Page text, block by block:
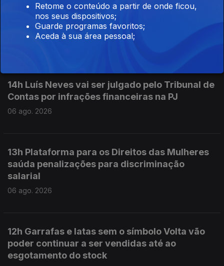
15h Ceuta ainda não voltou à normalidade diz
responsável da região
14h Luís Neves vai ser julgado pelo Tribunal de
Contas por infrações financeiras na PJ
06 ago. 2026
13h Plataforma para os Direitos das Mulheres
saúda penalizações para discriminação
salarial
06 ago. 2026
12h Garrafas e latas sem o símbolo Volta vão
poder continuar a ser vendidas até ao
esgotamento do stock
Retome o conteúdo a partir de onde ficou,
nos seus dispositivos;
Guarde programas favoritos;
Aceda à sua área pessoal;